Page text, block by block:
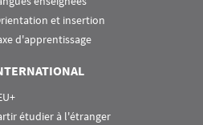
et insertion
d'apprentissage
étudier à l'étranger